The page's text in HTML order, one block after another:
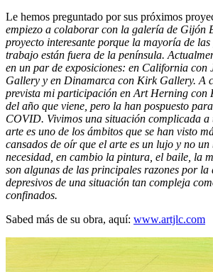
Le hemos preguntado por sus próximos
empiezo a colaborar con la galería de Gijón
proyecto interesante porque la mayoría de
trabajo están fuera de la península.
en un par de exposiciones: en California con
Gallery y en Dinamarca con Kirk Gallery. A
prevista mi participación en Art Herning con
del año que viene, pero la han pospuesto
COVID. Vivimos una situación complicada a
arte es uno de los ámbitos que se han visto
cansados de oír que el arte es un lujo y no
necesidad, en cambio la pintura, el baile, la
son algunas de las principales razones por la
depresivos de una situación tan compleja
confinados.
Sabed más de su obra, aquí: www.artjlc.com